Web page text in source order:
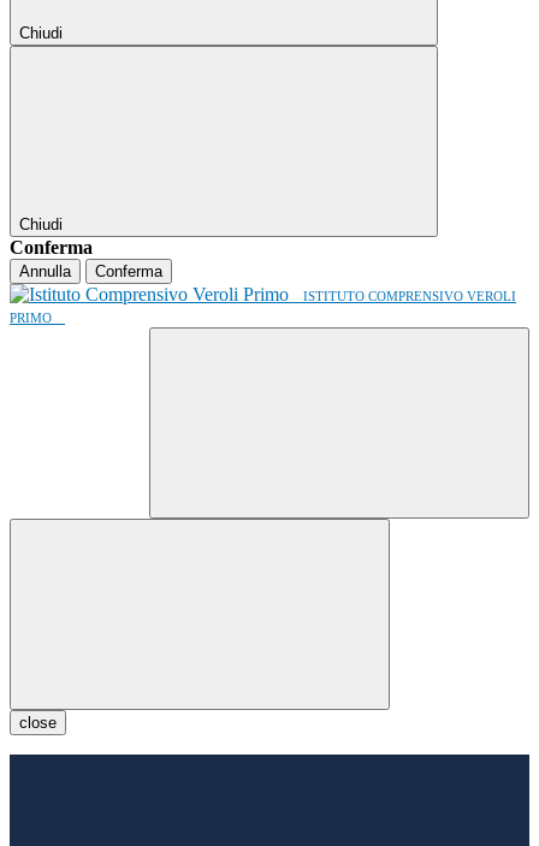
Chiudi
Chiudi
Conferma
Annulla Conferma
ISTITUTO COMPRENSIVO VEROLI
PRIMO
close